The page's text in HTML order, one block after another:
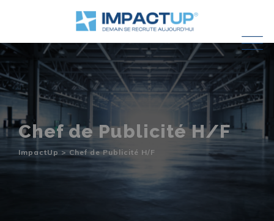
Chef de Publicité H/F
ImpactUp >Chef de Publicité H/F